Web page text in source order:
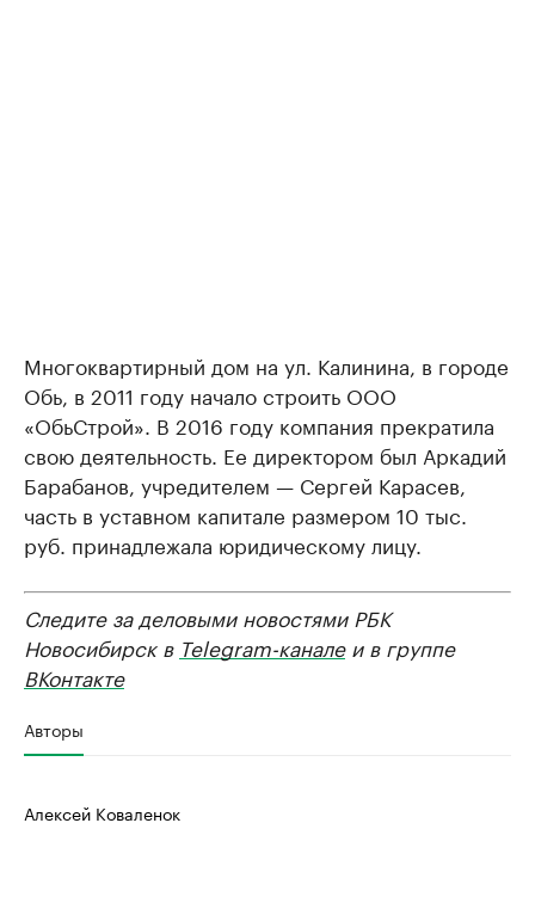
Многоквартирный дом на ул. Калинина, в городе
Обь, в 2011 году начало строить ООО
«ОбьСтрой». В 2016 году компания прекратила
свою деятельность. Ее директором был Аркадий
Барабанов, учредителем — Сергей Карасев,
часть в уставном капитале размером 10 тыс.
руб. принадлежала юридическому лицу.
Следите за деловыми новостями РБК
Новосибирск в Telegram-каналеи в группе
ВКонтакте
Авторы
Алексей Коваленок